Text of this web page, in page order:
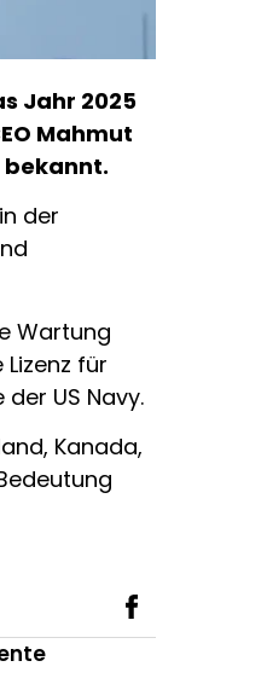
Jahr 2025
Mahmut
der
Wartung
für
US Navy.
Kanada,